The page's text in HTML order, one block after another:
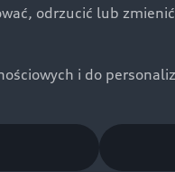
w
odrzucić lub
i do